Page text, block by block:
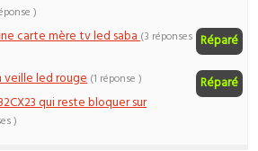
)
carte mère tv led saba Réparé
(3 réponses
veille led rouge Réparé
(1 réponse )
qui reste bloquer sur
)